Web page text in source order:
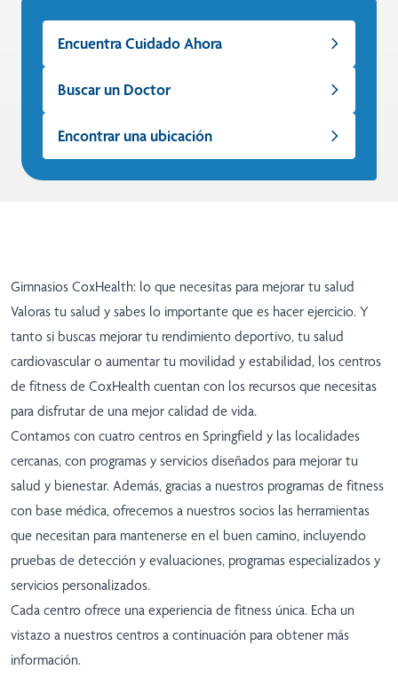
Encuentra Cuidado Ahora
Buscar un Doctor
Encontrar una ubicación
Gimnasios CoxHealth: lo que necesitas para mejorar tu salud
Valoras tu salud y sabes lo importante que es hacer ejercicio. Y
tanto si buscas mejorar tu rendimiento deportivo, tu salud
cardiovascular o aumentar tu movilidad y estabilidad, los centros
de fitness de CoxHealth cuentan con los recursos que necesitas
para disfrutar de una mejor calidad de vida.
Contamos con cuatro centros en Springfield y las localidades
cercanas, con programas y servicios diseñados para mejorar tu
salud y bienestar. Además, gracias a nuestros programas de fitness
con base médica, ofrecemos a nuestros socios las herramientas
que necesitan para mantenerse en el buen camino, incluyendo
pruebas de detección y evaluaciones, programas especializados y
servicios personalizados.
Cada centro ofrece una experiencia de fitness única. Echa un
vistazo a nuestros centros a continuación para obtener más
información.